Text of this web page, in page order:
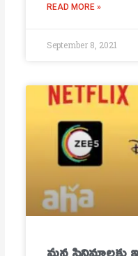
READ MORE »
September 8, 2021